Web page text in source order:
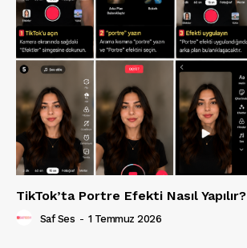
TikTok’ta Portre Efekti Nasıl Yapılır?
Saf Ses - 1 Temmuz 2026